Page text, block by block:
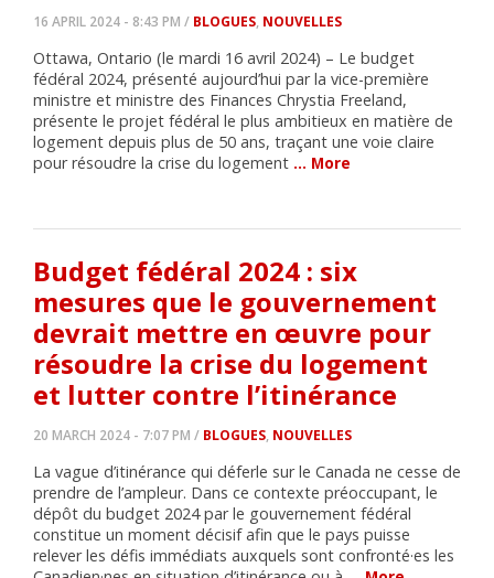
16 APRIL 2024 - 8:43 PM / BLOGUES, NOUVELLES
Ottawa, Ontario (le mardi 16 avril 2024) – Le budget
fédéral 2024, présenté aujourd’hui par la vice-première
ministre et ministre des Finances Chrystia Freeland,
présente le projet fédéral le plus ambitieux en matière de
logement depuis plus de 50 ans, traçant une voie claire
pour résoudre la crise du logement … More
Budget fédéral 2024 : six
mesures que le gouvernement
devrait mettre en œuvre pour
résoudre la crise du logement
et lutter contre l’itinérance
20 MARCH 2024 - 7:07 PM / BLOGUES, NOUVELLES
La vague d’itinérance qui déferle sur le Canada ne cesse de
prendre de l’ampleur. Dans ce contexte préoccupant, le
dépôt du budget 2024 par le gouvernement fédéral
constitue un moment décisif afin que le pays puisse
relever les défis immédiats auxquels sont confronté·es les